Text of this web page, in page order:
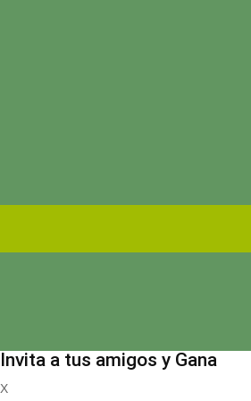
Invita a tus amigos y Gana
X